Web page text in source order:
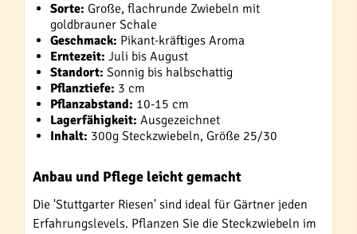
Sorte: Große, flachrunde Zwiebeln mit
goldbrauner Schale
Geschmack: Pikant-kräftiges Aroma
Erntezeit: Juli bis August
Standort: Sonnig bis halbschattig
Pflanztiefe: 3 cm
Pflanzabstand: 10-15 cm
Lagerfähigkeit: Ausgezeichnet
Inhalt: 300g Steckzwiebeln, Größe 25/30
Anbau und Pflege leicht gemacht
Die 'Stuttgarter Riesen' sind ideal für Gärtner jeden
Erfahrungslevels. Pflanzen Sie die Steckzwiebeln im